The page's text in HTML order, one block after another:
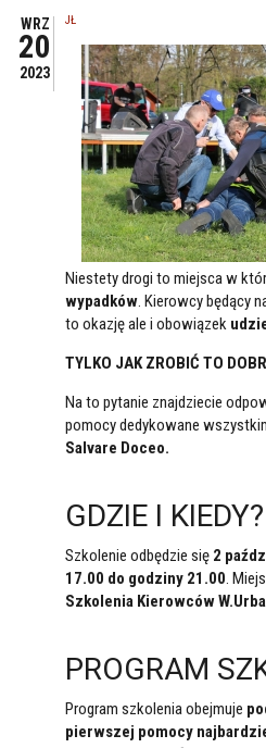
WRZ
20
2023
JŁ
Niestety drogi to miejsca w
wypadków. Kierowcy będący
to okazję ale i obowiązek
TYLKO JAK ZROBIĆ TO
Na to pytanie znajdziecie
pomocy dedykowane
Salvare Doceo.
GDZIE I KIEDY?
Szkolenie odbędzie się 2
17.00 do godziny 21.00.
Szkolenia Kierowców
PROGRAM
Program szkolenia obejmuje
pierwszej pomocy